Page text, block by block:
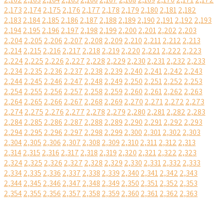
2,173 2,1742,175 2,176 2,177 2,178 2,179 2,180 2,1812,182
2,183 2,1842,185 2,186 2,187 2,188 2,189 2,190 2,1912,192 2,193
2,1942,195 2,196 2,197 2,198 2,199 2,200 2,2012,202 2,203
2,2042,205 2,206 2,207 2,208 2,209 2,210 2,2112,212 2,213
2,2142,215 2,216 2,217 2,218 2,219 2,220 2,2212,222 2,223
2,2242,225 2,226 2,227 2,228 2,229 2,230 2,2312,232 2,233
2,2342,235 2,236 2,237 2,238 2,239 2,240 2,2412,242 2,243
2,2442,245 2,246 2,247 2,248 2,249 2,250 2,2512,252 2,253
2,2542,255 2,256 2,257 2,258 2,259 2,260 2,2612,262 2,263
2,2642,265 2,266 2,267 2,268 2,269 2,270 2,2712,272 2,273
2,2742,275 2,276 2,277 2,278 2,279 2,280 2,2812,282 2,283
2,2842,285 2,286 2,287 2,288 2,289 2,290 2,2912,292 2,293
2,2942,295 2,296 2,297 2,298 2,299 2,300 2,3012,302 2,303
2,3042,305 2,306 2,307 2,308 2,309 2,310 2,3112,312 2,313
2,3142,315 2,316 2,317 2,318 2,319 2,320 2,3212,322 2,323
2,3242,325 2,326 2,327 2,328 2,329 2,330 2,3312,332 2,333
2,3342,335 2,336 2,337 2,338 2,339 2,340 2,3412,342 2,343
2,3442,345 2,346 2,347 2,348 2,349 2,350 2,3512,352 2,353
2,3542,355 2,356 2,357 2,358 2,359 2,360 2,3612,362 2,363